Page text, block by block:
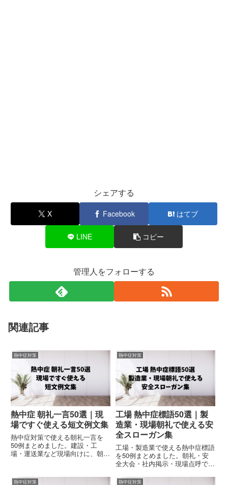
シェアする
X Facebook はてブ
LINE コピー
管理人をフォローする
関連記事
熱中症対策
熱中症 朝礼一言50選｜現
場ですぐ使える短文例文集
熱中症対策で使える朝礼一言を
50例まとめました。建設・工
場・運送業など現場向けに、朝
の実務向け熱中症対策テンプレ集
熱中症対策
工場 熱中症標語50選｜製
造業・現場朝礼で使える安
全スローガン集
工場・製造業で使える熱中症標語
を50例まとめました。朝礼・安
全大会・社内掲示・現場点呼で使
介。屋内高温・機械熱対策にも対
熱中症対策 熱中症対策